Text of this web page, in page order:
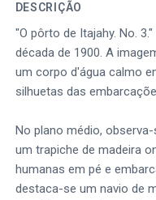
DESCRIÇÃO
"O pôrto de Itajahy. No.
década de 1900. A
um corpo d'água calmo
silhuetas das
No plano médio,
um trapiche de madeira
humanas em pé e
destaca-se um navio de